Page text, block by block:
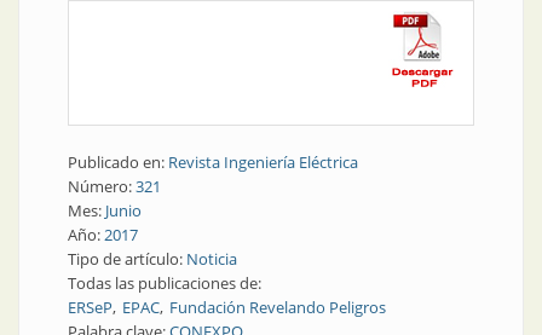
Publicado en: Revista Ingeniería Eléctrica
Número:321
Mes: Junio
Año:2017
Tipo de artículo: Noticia
Todas las publicaciones de:
ERSeP EPAC Fundación Revelando Peligros